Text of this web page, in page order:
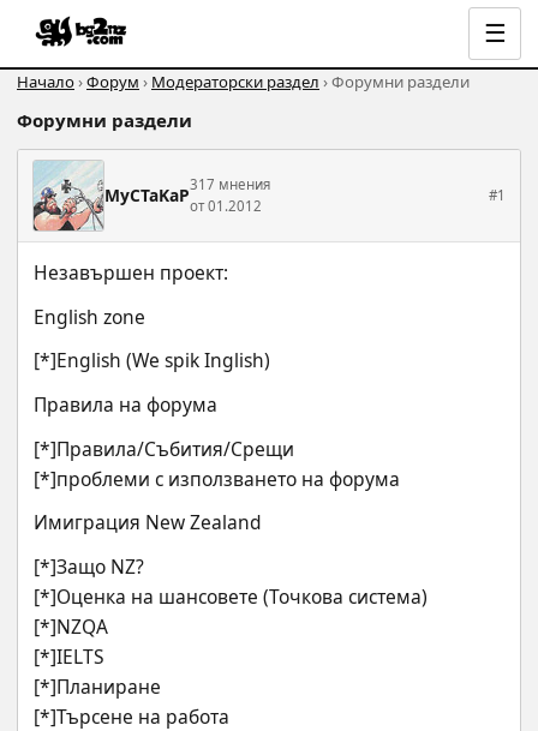
☰
Начало›Форум › Модераторски раздел › Форумни раздели
Форумни раздели
MyCTaKaP317 мнения
от 01.2012
#1
Незавършен проект:
English zone
[*]English (We spik Inglish)
Правила на форума
[*]Правила/Събития/Срещи
[*]проблеми с използването на форума
Имиграция New Zealand
[*]Защо NZ?
[*]Оценка на шансовете (Точкова система)
[*]NZQA
[*]IELTS
[*]Планиране
[*]Търсене на работа